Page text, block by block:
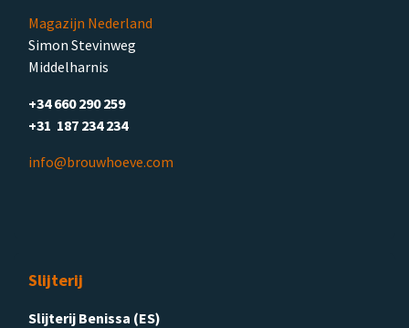
Magazijn Nederland
Simon Stevinweg
Middelharnis
+34 660 290 259
+31 187 234 234
info@brouwhoeve.com
Slijterij
Slijterij Benissa (ES)